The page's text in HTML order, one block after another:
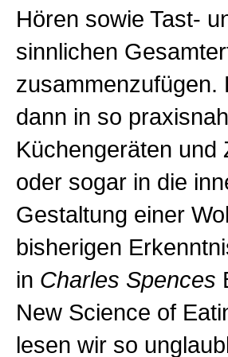
Hören sowie Tast-
sinnlichen
zusammenzufügen.
dann in so
Küchengeräten und
oder sogar in die
Gestaltung einer
bisherigen
in Charles Spences
New Science of
lesen wir so